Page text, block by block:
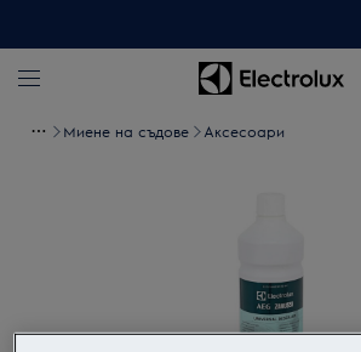
Миене на съдове Аксесоари